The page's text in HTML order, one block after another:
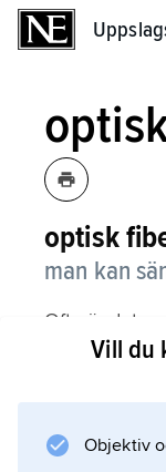
optisk
man kan
Ofta är det
packar ihop
. Ljuset tar
Vill du
Objektiv